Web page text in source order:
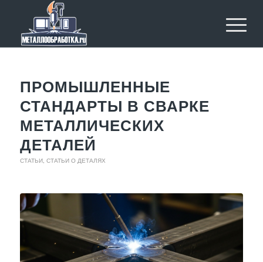
ПРОМЫШЛЕННЫЕ
СТАНДАРТЫ В СВАРКЕ
МЕТАЛЛИЧЕСКИХ
ДЕТАЛЕЙ
СТАТЬИ, СТАТЬИ О ДЕТАЛЯХ